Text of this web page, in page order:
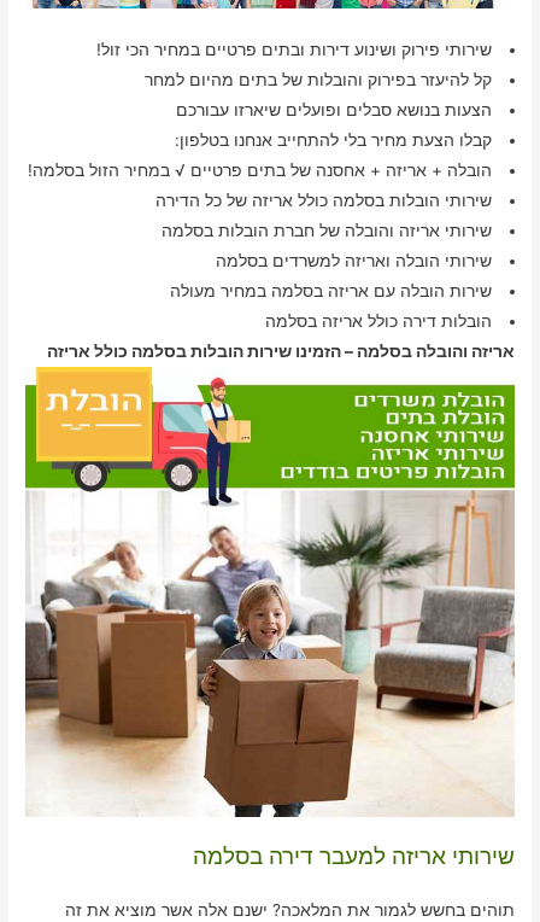
שירותי פירוק ושינוע דירות ובתים פרטיים במחיר הכי זול!
קל להיעזר בפירוק והובלות של בתים מהיום למחר
הצעות בנושא סבלים ופועלים שיארזו עבורכם
קבלו הצעת מחיר בלי להתחייב אנחנו בטלפון:
הובלה + אריזה + אחסנה של בתים פרטיים √ במחיר הזול בסלמה!
שירותי הובלות בסלמה כולל אריזה של כל הדירה
שירותי אריזה והובלה של חברת הובלות בסלמה
שירותי הובלה ואריזה למשרדים בסלמה
שירות הובלה עם אריזה בסלמה במחיר מעולה
הובלות דירה כולל אריזה בסלמה
אריזה והובלה בסלמה – הזמינו שירות הובלות בסלמה כולל אריזה
שירותי אריזה למעבר דירה בסלמה
תוהים בחשש לגמור את המלאכה? ישנם אלה אשר מוציא את זה